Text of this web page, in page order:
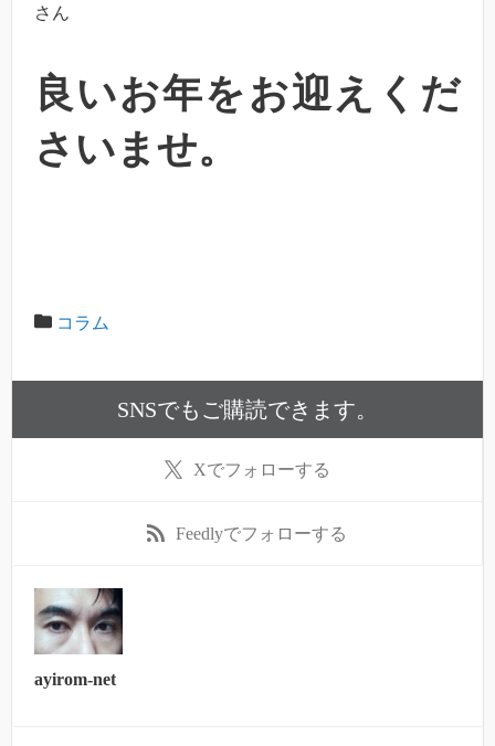
さん
良いお年をお迎えくだ
さいませ。
コラム
SNSでもご購読できます。
Xでフォローする
Feedlyでフォローする
ayirom-net